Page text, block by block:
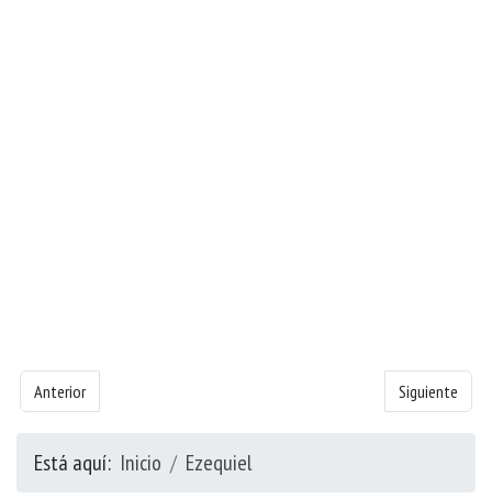
Artículo anterior: Libro de Ezequiel - Capítulo 1
Anterior Artículo
Siguiente
Está aquí: Inicio Ezequiel